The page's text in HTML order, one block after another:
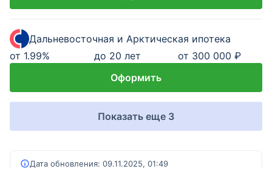
Дальневосточная и Арктическая ипотека
от 1.99% до 20 лет
от 300 000 ₽
Оформить
Показать еще 3
Дата обновления: 09.11.2025, 01:49